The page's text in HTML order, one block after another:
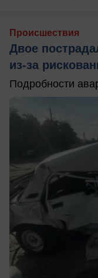
Происшествия
Двое
из-за
Подробности